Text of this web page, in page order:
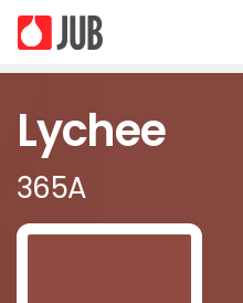
Lychee
365A